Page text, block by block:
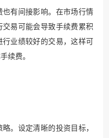
有间接影响。在市场行情
易可能会导致手续费累积
业绩较好的交易，这样可
续费。
。设定清晰的投资目标，